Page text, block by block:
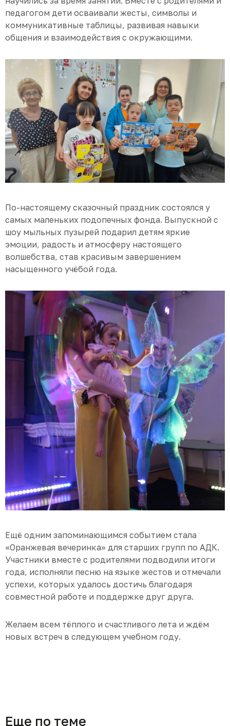
педагогом дети осваивали жесты, символы и
коммуникативные таблицы, развивая навыки
общения и взаимодействия с окружающими.
По-настоящему сказочный праздник состоялся у
самых маленьких подопечных фонда. Выпускной с
шоу мыльных пузырей подарил детям яркие
эмоции, радость и атмосферу настоящего
волшебства, став красивым завершением
насыщенного учёбой года.
Ещё одним запоминающимся событием стала
«Оранжевая вечеринка» для старших групп по АДК.
Участники вместе с родителями подводили итоги
года, исполняли песню на языке жестов и отмечали
успехи, которых удалось достичь благодаря
совместной работе и поддержке друг друга.
Желаем всем тёплого и счастливого лета и ждём
новых встреч в следующем учебном году.
Еще по теме